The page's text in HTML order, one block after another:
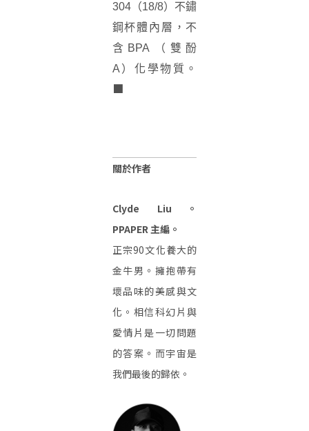
304（18/8）不鏽
鋼杯體內層，不
含BPA（雙酚
A）化學物質。
■
關於作者
Clyde Liu。
PPAPER 主編。
正宗90文化養大的
金牛男。擁抱帶有
壞品味的美感與文
化。相信科幻片與
愛情片是一切問題
的答案。而宇宙是
我們最後的歸依。